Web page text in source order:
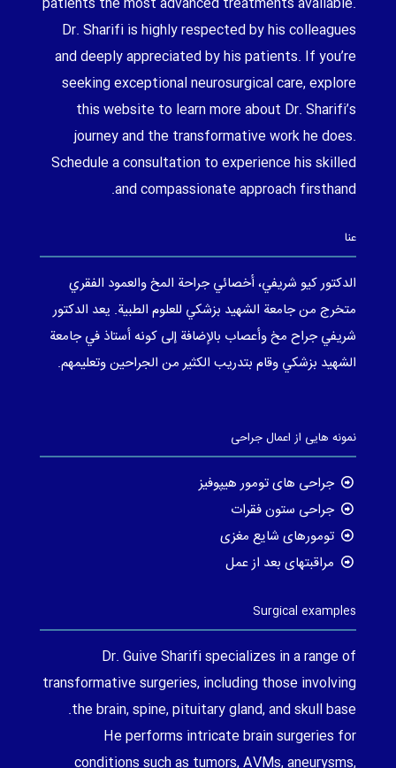
Dr. Sharifi is highly respected by his colleagues
and deeply appreciated by his patients. If you’re
seeking exceptional neurosurgical care, explore
this website to learn more about Dr. Sharifi’s
journey and the transformative work he does.
Schedule a consultation to experience his skilled
and compassionate approach firsthand.
عنا
الدكتور كيو شريفي، أخصائي جراحة المخ والعمود الفقري
متخرج من جامعة الشهيد بزشكي للعلوم الطبية. يعد الدكتور
شريفي جراح مخ وأعصاب بالإضافة إلى كونه أستاذ في جامعة
الشهيد بزشكي وقام بتدريب الكثير من الجراحين وتعليمهم.
نمونه هایی از اعمال جراحی
جراحی های تومور هیپوفیز
جراحی ستون فقرات
تومورهای شایع مغزی
مراقبتهای بعد از عمل
Surgical examples
Dr. Guive Sharifi specializes in a range of
transformative surgeries, including those involving
the brain, spine, pituitary gland, and skull base.
He performs intricate brain surgeries for
conditions such as tumors, AVMs, aneurysms,